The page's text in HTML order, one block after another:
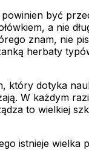
być
a nie
znam, nie
herbaty
który dotyka
W każdym
to wielkiej
istnieje wielka